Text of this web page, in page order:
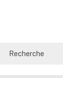
Recherche